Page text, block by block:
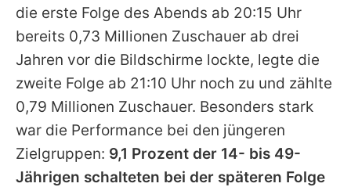
Impressum
Datenschutzerklärung
Utiq verwalten
die erste Folge des Abends ab 20:15 Uhr
bereits 0,73 Millionen Zuschauer ab drei
Jahren vor die Bildschirme lockte, legte die
zweite Folge ab 21:10 Uhr noch zu und zählte
0,79 Millionen Zuschauer. Besonders stark
war die Performance bei den jüngeren
Zielgruppen: 9,1 Prozent der 14- bis 49-
Jährigen schalteten bei der späteren Folge